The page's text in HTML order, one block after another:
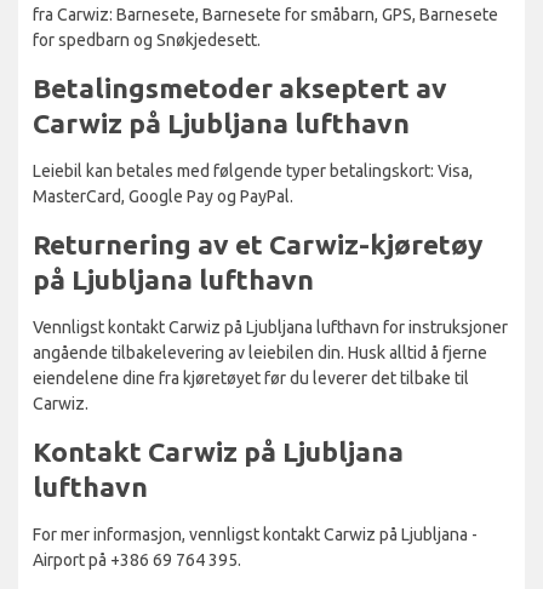
fra Carwiz: Barnesete, Barnesete for småbarn, GPS, Barnesete
for spedbarn og Snøkjedesett.
Betalingsmetoder akseptert av
Carwiz på Ljubljana lufthavn
Leiebil kan betales med følgende typer betalingskort: Visa,
MasterCard, Google Pay og PayPal.
Returnering av et Carwiz-kjøretøy
på Ljubljana lufthavn
Vennligst kontakt Carwiz på Ljubljana lufthavn for instruksjoner
angående tilbakelevering av leiebilen din. Husk alltid å fjerne
eiendelene dine fra kjøretøyet før du leverer det tilbake til
Carwiz.
Kontakt Carwiz på Ljubljana
lufthavn
For mer informasjon, vennligst kontakt Carwiz på Ljubljana -
Airport på +386 69 764 395.